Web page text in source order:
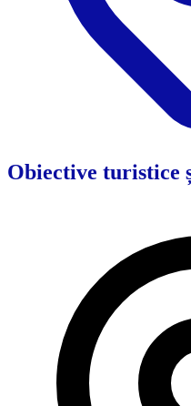
Obiective turistice